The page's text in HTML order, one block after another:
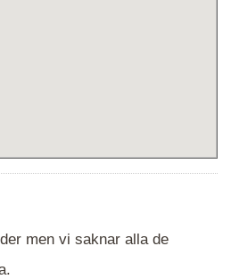
men vi saknar alla de